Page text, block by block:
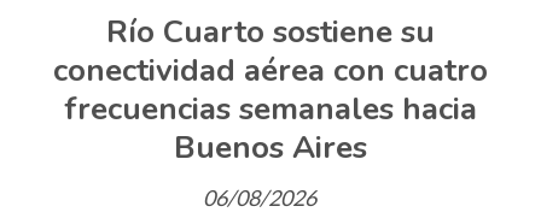
Río Cuarto sostiene su
conectividad aérea con cuatro
frecuencias semanales hacia
Buenos Aires
06/08/2026